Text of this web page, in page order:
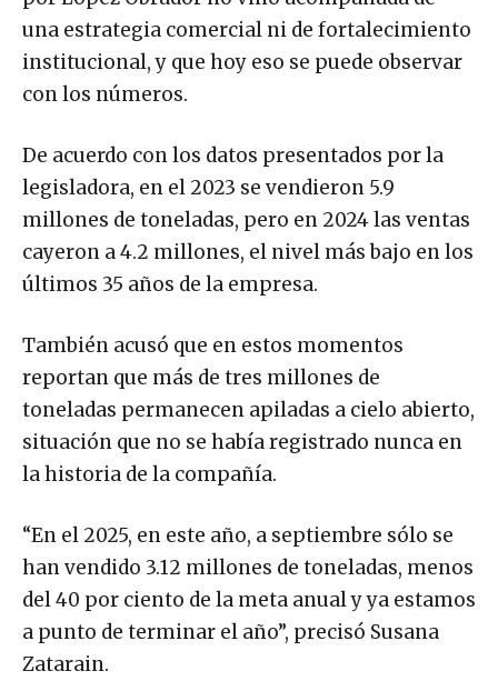
una estrategia comercial ni de fortalecimiento
institucional, y que hoy eso se puede observar
con los números.
De acuerdo con los datos presentados por la
legisladora, en el 2023 se vendieron 5.9
millones de toneladas, pero en 2024 las ventas
cayeron a 4.2 millones, el nivel más bajo en los
últimos 35 años de la empresa.
También acusó que en estos momentos
reportan que más de tres millones de
toneladas permanecen apiladas a cielo abierto,
situación que no se había registrado nunca en
la historia de la compañía.
“En el 2025, en este año, a septiembre sólo se
han vendido 3.12 millones de toneladas, menos
del 40 por ciento de la meta anual y ya estamos
a punto de terminar el año”, precisó Susana
Zatarain.